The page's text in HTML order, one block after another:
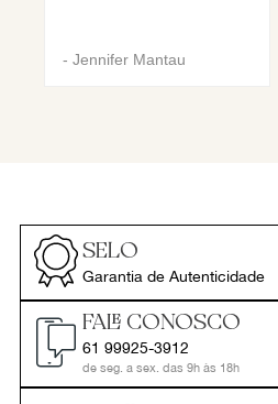
- Jennifer Mantau
SELO
Garantia de Autenticidade
FALE CONOSCO
61 99925-3912
de seg. a sex. das 9h às 18h